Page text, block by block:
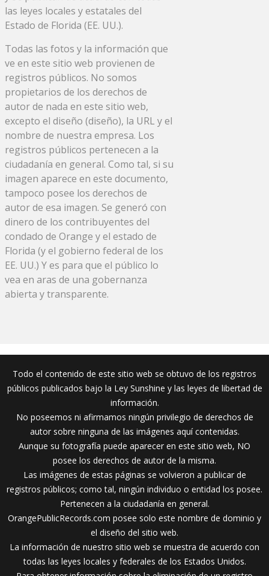
las leyes locales y estatales del
Estado de Florida (EE. UU.).
Todas las fotos y la información que
ve en este sitio web provienen de
registros públicos. No somos
propietarios de los derechos de
autor de nada en este sitio web,
excepto el diseño (diseño), la URL y el
nombre de nuestra empresa. Los
registros públicos pertenecen a la
ciudadanía en general. Como tal, si su
imagen aparece en este documento,
tampoco posee los derechos de
autor de esa imagen. Se generó con
dinero de los contribuyentes del
condado de Orange y el estado de
Florida (y el gobierno federal de los
EE. UU.) Y es para que el público lo
vea en aras de una gobernanza
abierta y transparente.
Todo el contenido de este sitio web se obtuvo de los registros
públicos publicados bajo la Ley Sunshine y las leyes de libertad de
información.
No poseemos ni afirmamos ningún privilegio de derechos de
autor sobre ninguna de las imágenes aquí contenidas.
Aunque su fotografía puede aparecer en este sitio web, NO
posee los derechos de autor de la misma.
Las imágenes de estas páginas se volvieron a publicar de
registros públicos; como tal, ningún individuo o entidad los posee.
Pertenecen a la ciudadanía en general.
OrangePublicRecords.com posee solo este nombre de dominio y
el diseño del sitio web.
La información de nuestro sitio web se muestra de acuerdo con
todas las leyes locales y federales de los Estados Unidos.